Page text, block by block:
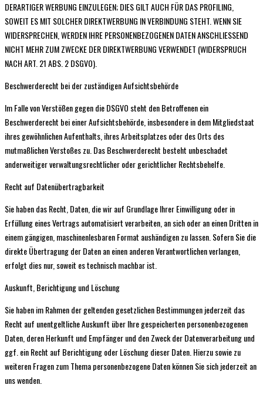
DERARTIGER WERBUNG EINZULEGEN; DIES GILT AUCH FÜR DAS PROFILING,
SOWEIT ES MIT SOLCHER DIREKTWERBUNG IN VERBINDUNG STEHT. WENN SIE
WIDERSPRECHEN, WERDEN IHRE PERSONENBEZOGENEN DATEN ANSCHLIESSEND
NICHT MEHR ZUM ZWECKE DER DIREKTWERBUNG VERWENDET (WIDERSPRUCH
NACH ART. 21 ABS. 2 DSGVO).
Beschwerde­recht bei der zuständigen Aufsichts­behörde
Im Falle von Verstößen gegen die DSGVO steht den Betroffenen ein
Beschwerderecht bei einer Aufsichtsbehörde, insbesondere in dem Mitgliedstaat
ihres gewöhnlichen Aufenthalts, ihres Arbeitsplatzes oder des Orts des
mutmaßlichen Verstoßes zu. Das Beschwerderecht besteht unbeschadet
anderweitiger verwaltungsrechtlicher oder gerichtlicher Rechtsbehelfe.
Recht auf Daten­übertrag­barkeit
Sie haben das Recht, Daten, die wir auf Grundlage Ihrer Einwilligung oder in
Erfüllung eines Vertrags automatisiert verarbeiten, an sich oder an einen Dritten in
einem gängigen, maschinenlesbaren Format aushändigen zu lassen. Sofern Sie die
direkte Übertragung der Daten an einen anderen Verantwortlichen verlangen,
erfolgt dies nur, soweit es technisch machbar ist.
Auskunft, Berichtigung und Löschung
Sie haben im Rahmen der geltenden gesetzlichen Bestimmungen jederzeit das
Recht auf unentgeltliche Auskunft über Ihre gespeicherten personenbezogenen
Daten, deren Herkunft und Empfänger und den Zweck der Datenverarbeitung und
ggf. ein Recht auf Berichtigung oder Löschung dieser Daten. Hierzu sowie zu
weiteren Fragen zum Thema personenbezogene Daten können Sie sich jederzeit an
uns wenden.